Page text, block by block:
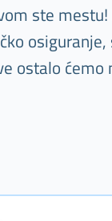
ste
ostalo